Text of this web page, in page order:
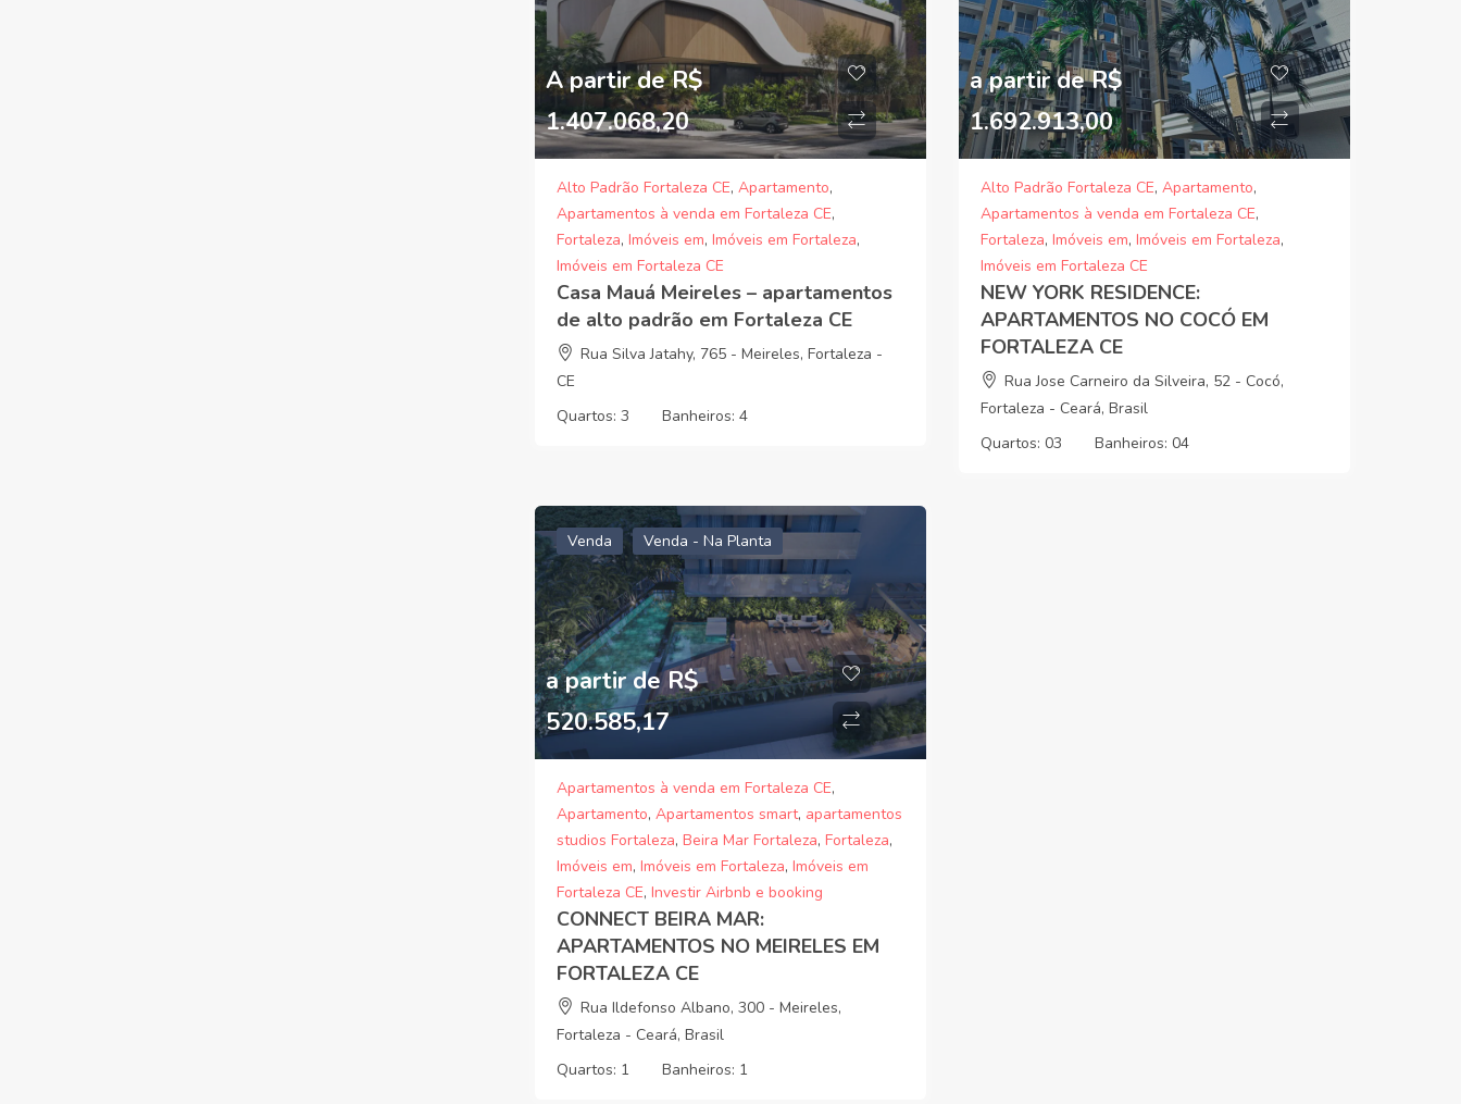
A partir de R$
1.407.068,20
Alto Padrão Fortaleza CE, Apartamento,
Apartamentos à venda em Fortaleza CE,
Fortaleza, Imóveis em, Imóveis em Fortaleza,
Imóveis em Fortaleza CE
Casa Mauá Meireles – apartamentos
de alto padrão em Fortaleza CE
Rua Silva Jatahy, 765 - Meireles, Fortaleza -
CE
Quartos: 3 Banheiros: 4
a partir de R$
1.692.913,00
Alto Padrão Fortaleza CE, Apartamento,
Apartamentos à venda em Fortaleza CE,
Fortaleza, Imóveis em, Imóveis em Fortaleza,
Imóveis em Fortaleza CE
NEW YORK RESIDENCE:
APARTAMENTOS NO COCÓ EM
FORTALEZA CE
Rua Jose Carneiro da Silveira, 52 - Cocó,
Fortaleza - Ceará, Brasil
Quartos: 03 Banheiros: 04
Venda Venda - Na Planta
a partir de R$
520.585,17
Apartamentos à venda em Fortaleza CE,
Apartamento, Apartamentos smart, apartamentos
studios Fortaleza, Beira Mar Fortaleza, Fortaleza,
Imóveis em, Imóveis em Fortaleza, Imóveis em
Fortaleza CE, Investir Airbnb e booking
CONNECT BEIRA MAR:
APARTAMENTOS NO MEIRELES EM
FORTALEZA CE
Rua Ildefonso Albano, 300 - Meireles,
Fortaleza - Ceará, Brasil
Quartos: 1 Banheiros: 1